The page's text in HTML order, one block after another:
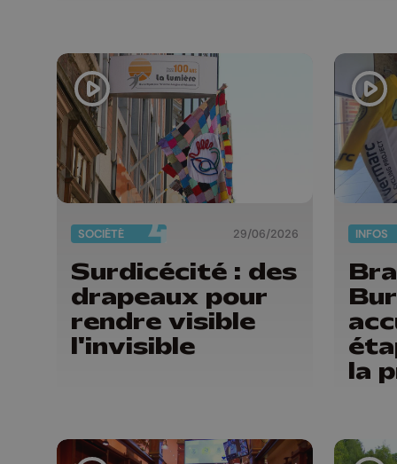
SOCIÉTÉ 29/06/2026
Surdicécité : des
drapeaux pour
rendre visible
l'invisible
INFOS
la